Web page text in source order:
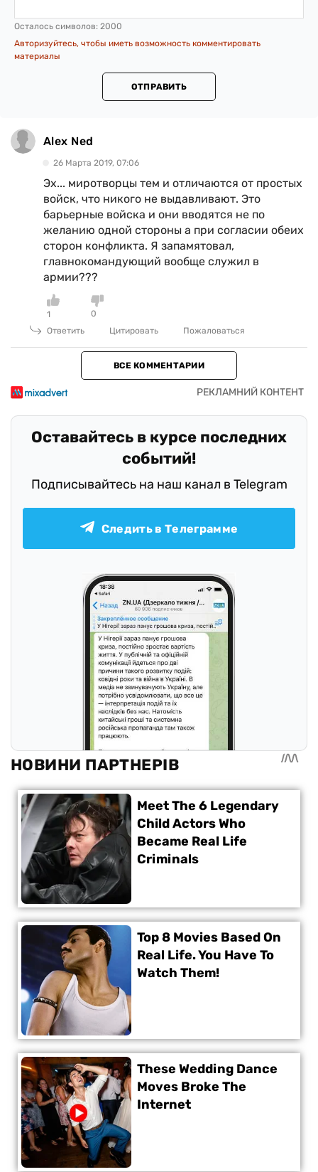
Осталось символов: 2000
Авторизуйтесь, чтобы иметь возможность комментировать
материалы
ОТПРАВИТЬ
Alex Ned
26 Марта 2019, 07:06
Эх... миротворцы тем и отличаются от простых
войск, что никого не выдавливают. Это
барьерные войска и они вводятся не по
желанию одной стороны а при согласии обеих
сторон конфликта. Я запамятовал,
главнокомандующий вообще служил в
армии???
1
0
Ответить
Цитировать Пожаловаться
ВСЕ КОММЕНТАРИИ
Оставайтесь в курсе последних
событий!
Подписывайтесь на наш канал в Telegram
Следить в Телеграмме